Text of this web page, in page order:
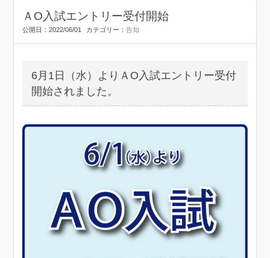
ＡO入試エントリー受付開始
公開日：2022/06/01 カテゴリー： 告知
6月1日（水）よりＡO入試エントリー受付
開始されました。